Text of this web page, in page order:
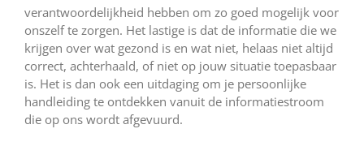
verantwoordelijkheid hebben om zo goed mogelijk voor
onszelf te zorgen. Het lastige is dat de informatie die we
krijgen over wat gezond is en wat niet, helaas niet altijd
correct, achterhaald, of niet op jouw situatie toepasbaar
is. Het is dan ook een uitdaging om je persoonlijke
handleiding te ontdekken vanuit de informatiestroom
die op ons wordt afgevuurd.